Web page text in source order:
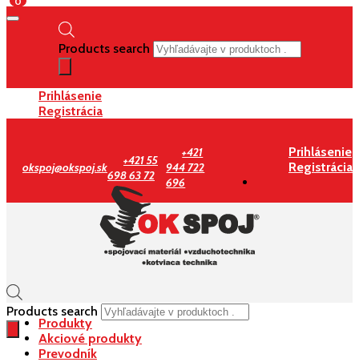
Products search
Prihlásenie
Registrácia
okspoj@okspoj.sk
+421 55
698 63 72
+421
944 722
696
Prihlásenie
Registrácia
Products search
Produkty
Akciové produkty
Prevodník